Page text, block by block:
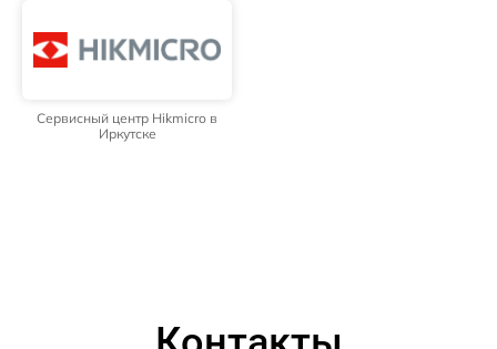
Сервисный центр Hikmicro в
Иркутске